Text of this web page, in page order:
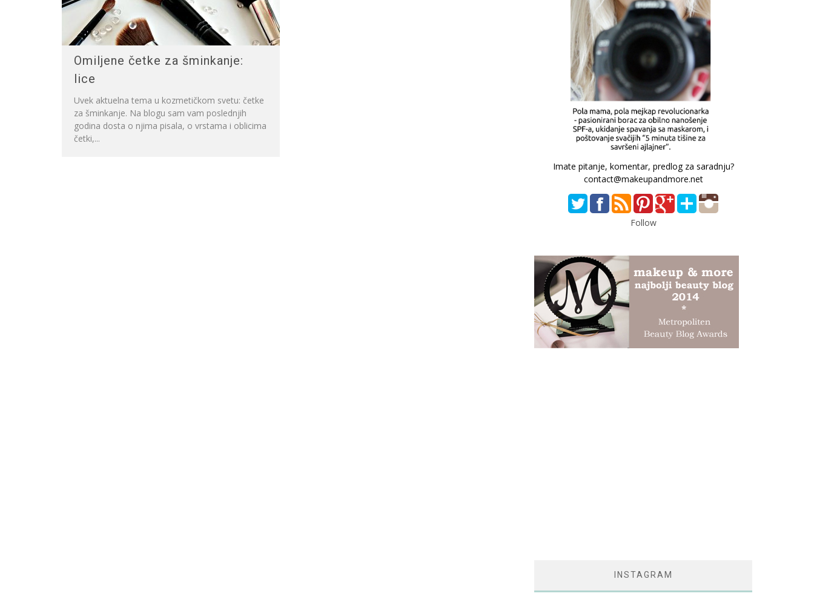
Omiljene četke za šminkanje:
lice
Uvek aktuelna tema u kozmetičkom svetu: četke
za šminkanje. Na blogu sam vam poslednjih
godina dosta o njima pisala, o vrstama i oblicima
četki,...
Imate pitanje, komentar, predlog za saradnju?
contact@makeupandmore.net
Follow
INSTAGRAM